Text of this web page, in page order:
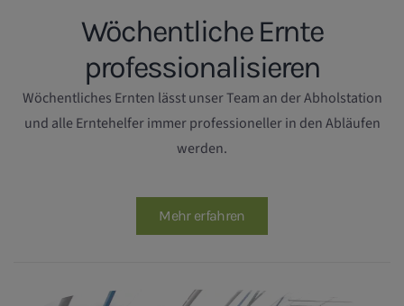
Wöchentliche Ernte
professionalisieren
Wöchentliches Ernten lässt unser Team an der Abholstation
und alle Erntehelfer immer professioneller in den Abläufen
werden.
Mehr erfahren